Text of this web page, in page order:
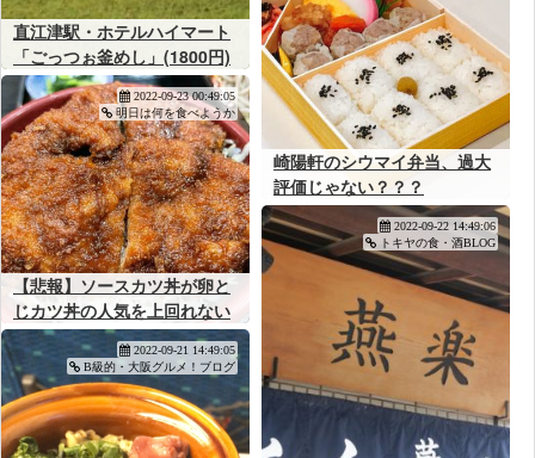
直江津駅・ホテルハイマート
「ごっつぉ釜めし」(1800円)
～新潟・上越の味を少し豪華
な釜めしで！
崎陽軒のシウマイ弁当、過大
評価じゃない？？？
【悲報】ソースカツ丼が卵と
じカツ丼の人気を上回れない
理由、ガチで不明
2022-09-23 00:49:05
明日は何を食べようか
2022-09-22 14:49:06
トキヤの食・酒BLOG
2022-09-21 14:49:05
B級的・大阪グルメ！ブログ